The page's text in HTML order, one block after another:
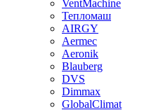
VentMachine
Тепломаш
AIRGY
Aermec
Aeronik
Blauberg
DVS
Dimmax
GlobalClimat